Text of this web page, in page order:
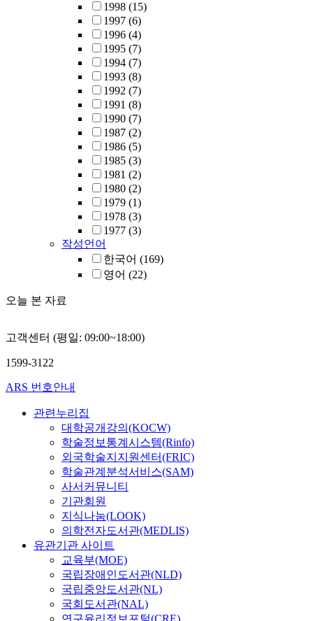
1998 (15)
1997 (6)
1996 (4)
1995 (7)
1994 (7)
1993 (8)
1992 (7)
1991 (8)
1990 (7)
1987 (2)
1986 (5)
1985 (3)
1981 (2)
1980 (2)
1979 (1)
1978 (3)
1977 (3)
작성언어
한국어 (169)
영어 (22)
오늘 본 자료
고객센터 (평일: 09:00~18:00)
1599-3122
ARS 번호안내
관련누리집
대학공개강의(KOCW)
학술정보통계시스템(Rinfo)
외국학술지지원센터(FRIC)
학술관계분석서비스(SAM)
사서커뮤니티
기관회원
지식나눔(LOOK)
의학전자도서관(MEDLIS)
유관기관 사이트
교육부(MOE)
국립장애인도서관(NLD)
국립중앙도서관(NL)
국회도서관(NAL)